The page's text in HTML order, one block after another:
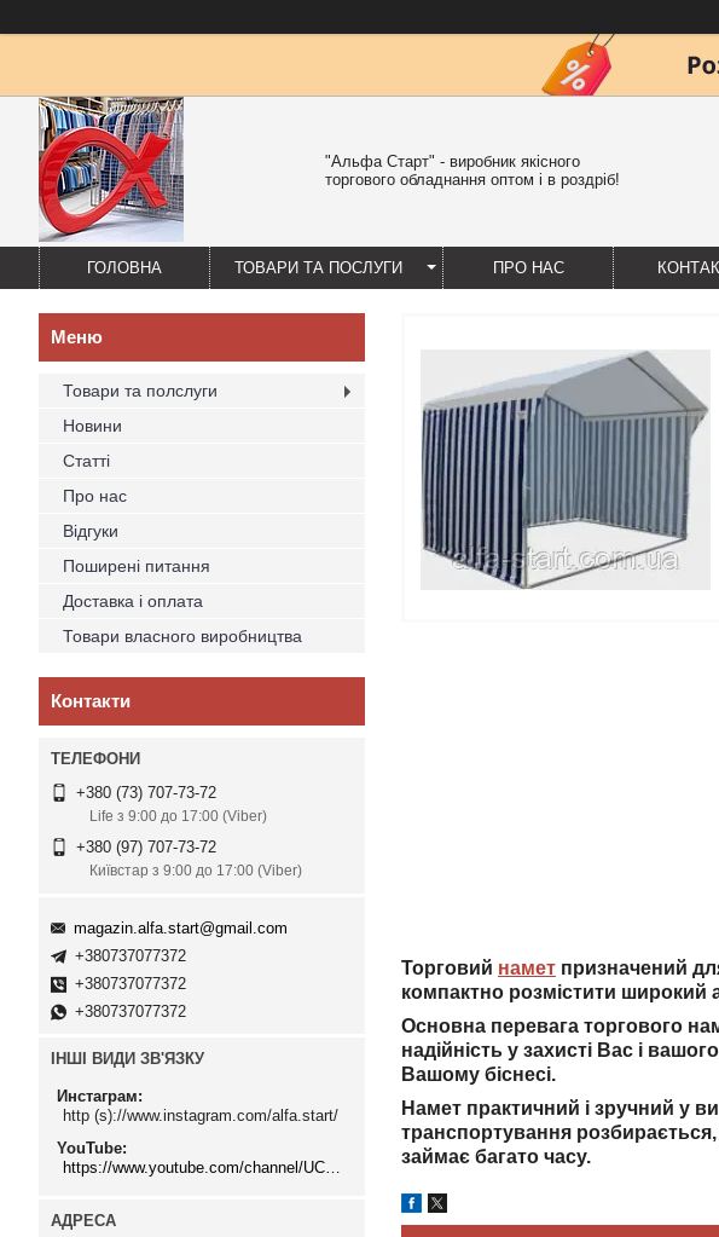
"Альфа Старт" - виробник якісного
торгового обладнання оптом і в роздріб!
ГОЛОВНА ТОВАРИ ТА ПОСЛУГИ ПРО НАС
Торговий намет призначений
компактно розмістити широкий
Основна перевага торгового
надійність у захисті Вас і
Вашому біснесі.
Намет практичний і зручний у
транспортування
займає багато часу.
Товари та полслуги
Новини
Статті
Про нас
Відгуки
Поширені питання
Доставка і оплата
Товари власного виробництва
Контакти
+380 (73) 707-73-72
Life з 9:00 до 17:00 (Viber)
+380 (97) 707-73-72
Київстар з 9:00 до 17:00 (Viber)
magazin.alfa.start@gmail.com
+380737077372
+380737077372
+380737077372
ІНШІ ВИДИ ЗВ'ЯЗКУ
Инстаграм
http (s)://www.instagram.com/alfa.start/
YouTube